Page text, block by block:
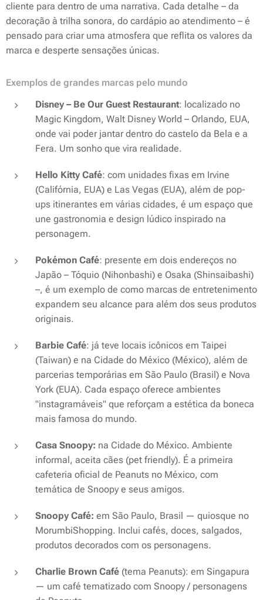
cliente para dentro de uma narrativa. Cada detalhe – da
decoração à trilha sonora, do cardápio ao atendimento – é
pensado para criar uma atmosfera que reflita os valores da
marca e desperte sensações únicas.
Exemplos de grandes marcas pelo mundo
Disney – Be Our Guest Restaurant: localizado no
Magic Kingdom, Walt Disney World – Orlando, EUA,
onde vai poder jantar dentro do castelo da Bela e a
Fera. Um sonho que vira realidade.
Hello Kitty Café: com unidades fixas em Irvine
(Califórnia, EUA) e Las Vegas (EUA), além de pop-
ups itinerantes em várias cidades, é um espaço que
une gastronomia e design lúdico inspirado na
personagem.
Pokémon Café: presente em dois endereços no
Japão – Tóquio (Nihonbashi) e Osaka (Shinsaibashi)
–, é um exemplo de como marcas de entretenimento
expandem seu alcance para além dos seus produtos
originais.
Barbie Café: já teve locais icônicos em Taipei
(Taiwan) e na Cidade do México (México), além de
parcerias temporárias em São Paulo (Brasil) e Nova
York (EUA). Cada espaço oferece ambientes
"instagramáveis" que reforçam a estética da boneca
mais famosa do mundo.
Casa Snoopy: na Cidade do México. Ambiente
informal, aceita cães (pet friendly). É a primeira
cafeteria oficial de Peanuts no México, com
temática de Snoopy e seus amigos.
Snoopy Café: em São Paulo, Brasil — quiosque no
MorumbiShopping. Inclui cafés, doces, salgados,
produtos decorados com os personagens.
Charlie Brown Café (tema Peanuts): em Singapura
— um café tematizado com Snoopy / personagens